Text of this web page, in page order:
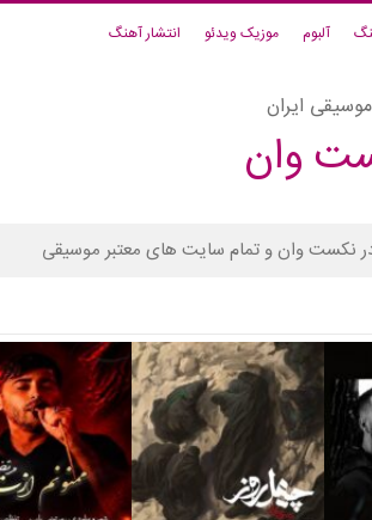
آلبوم موزیک ویدئو انتشار آهنگ
ایران
وان
وان و تمام سایت های معتبر موسیقی